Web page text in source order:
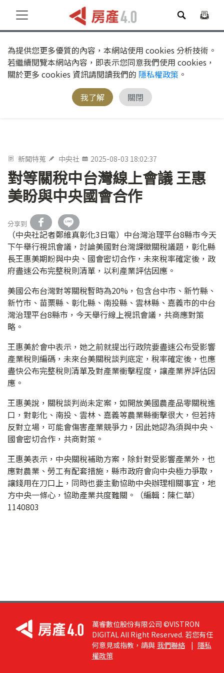
為提供您更多優質的內容，本網站使用 cookies 分析技術。
若繼續閱覽本網站內容，即表示您同意我們使用 cookies，
關於更多 cookies 資訊請閱讀我們的 隱私權政策 。
我了解
關閉
新聞特蒐 中央社 2025-08-03 18:02:37
對等關稅中台灣線上會議 王惠
美盼與中央國會合作
分享到
（中央社記者鄭維真彰化3日電）中台灣治理平台8縣市今天
下午舉行視訊會議，討論美國對台灣課徵關稅議題，彰化縣
長王惠美期盼與中央、國會密切合作，未來稅率確定後，政
府盡速公布完整稅則清單，以利產業評估因應。
美國公布台灣對等關稅暫時為20%，包含台中市、新竹縣、
新竹市、苗栗縣、彰化縣、南投縣、雲林縣、嘉義市的中台
灣治理平台8縣市，今天舉行線上視訊會議，共商應對策
略。
王惠美於會中表示，她之前就提出行政院要盡速公布受影響
產業稅則編碼，未來台美關稅談判底定，稅率確定後，也應
盡快公布完整稅則清單及對產業衝擊程度，讓產業界評估因
應。
王惠美說，關稅談判尚未定案，如開放美國農產品零關稅進
口，對彰化、南投、雲林、嘉義等農業縣衝擊很大，但若持
反對立場，可能會傷害產業競爭力，因此她認為須與中央、
國會密切合作，共商對策。
王惠美表示，中央關稅補助方案，除針對受影響產業外，也
應對農業、勞工有配套措施，縣市政府會向中央極力爭取，
讓錢用在刀口上，同時也要主動協助中央辦理相關事宜，地
方中央一條心，協助產業共度難關。（編輯：陳仁華）
1140803
萬睿數位股份有限公司 ©VISTRON
DIGITAL All Right Reserved. 若您有任
何意見或指教，請與 我們聯絡 | 隱私
權政策